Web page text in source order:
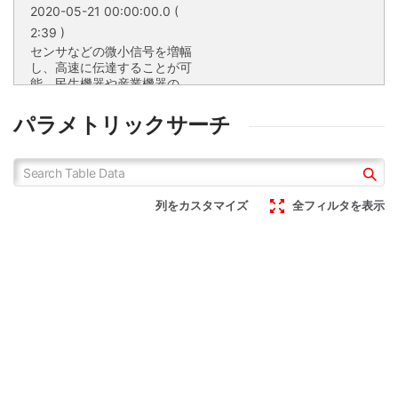
2020-05-21 00:00:00.0 (
2:39 )
センサなどの微小信号を増幅
し、高速に伝達することが可
能。民生機器や産業機器の異
し、高速に伝達することが可
能。民生機器や産業機器の異
EMARMOUR™
Nano Cap™ 高速グラ
パラメトリックサーチ
列をカスタマイズ 全フィルタを表示